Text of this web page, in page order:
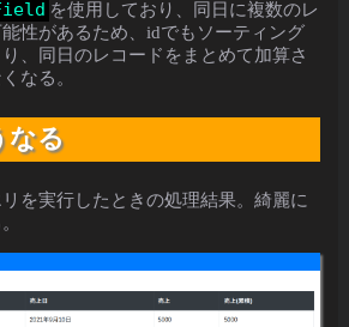
を使用しており、同日に複数のレ
性があるため、idでもソーティング
、同日のレコードをまとめて加算さ
なる。
なる
を実行したときの処理結果。綺麗に